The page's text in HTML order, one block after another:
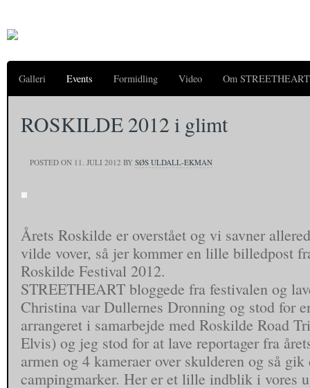
Galleri Events Formidling Video Om STREETHEART
ROSKILDE 2012 i glimt
POSTED ON 11. JULI 2012 BY SØS ULDALL-EKMAN
Årets Roskilde er overstået og vi savner
vilde vover, så jer kommer en lille billedpost
Roskilde Festival 2012.
STREETHEART bloggede fra festivalen og
Christina var Dullernes Dronning og stod for
arrangeret i samarbejde med Roskilde Road
Elvis) og jeg stod for at lave reportager fra
armen og 4 kameraer over skulderen og så
campingmarker. Her er et lille indblik i vores